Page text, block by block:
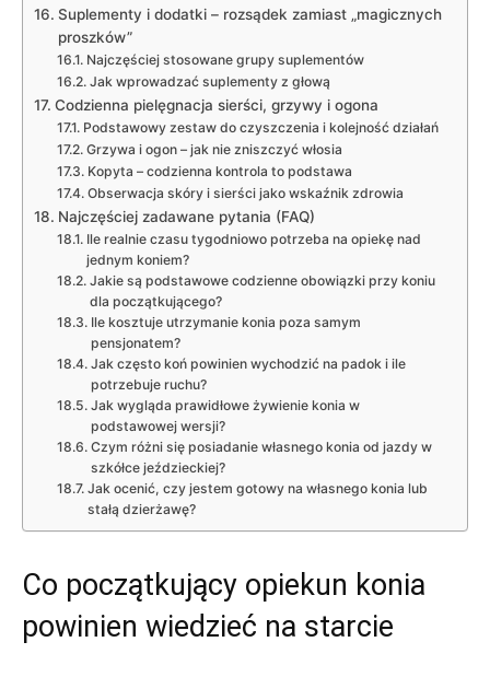
Suplementy i dodatki – rozsądek zamiast „magicznych
proszków”
Najczęściej stosowane grupy suplementów
Jak wprowadzać suplementy z głową
Codzienna pielęgnacja sierści, grzywy i ogona
Podstawowy zestaw do czyszczenia i kolejność działań
Grzywa i ogon – jak nie zniszczyć włosia
Kopyta – codzienna kontrola to podstawa
Obserwacja skóry i sierści jako wskaźnik zdrowia
Najczęściej zadawane pytania (FAQ)
Ile realnie czasu tygodniowo potrzeba na opiekę nad
jednym koniem?
Jakie są podstawowe codzienne obowiązki przy koniu
dla początkującego?
Ile kosztuje utrzymanie konia poza samym
pensjonatem?
Jak często koń powinien wychodzić na padok i ile
potrzebuje ruchu?
Jak wygląda prawidłowe żywienie konia w
podstawowej wersji?
Czym różni się posiadanie własnego konia od jazdy w
szkółce jeździeckiej?
Jak ocenić, czy jestem gotowy na własnego konia lub
stałą dzierżawę?
Co początkujący opiekun konia
powinien wiedzieć na starcie